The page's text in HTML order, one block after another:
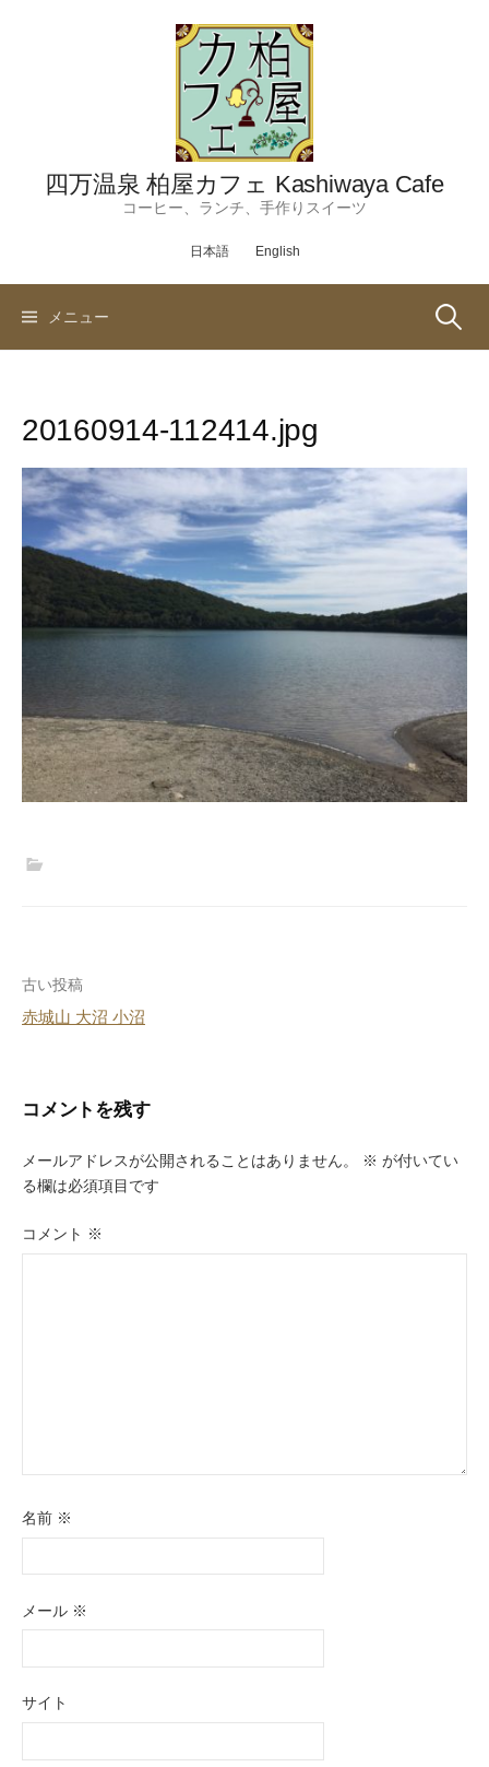
四万温泉 柏屋カフェ Kashiwaya Cafe
コーヒー、ランチ、手作りスイーツ
日本語 English
メニュー 検
20160914-112414.jpg
投
稿
ビ
ゲ
ー
シ
古い投稿
赤城山 大沼 小沼
コメントを残す
メールアドレスが公開されることはありません。 ※ が付いてい
る欄は必須項目です
コメント ※
名前 ※
メール ※
サイト